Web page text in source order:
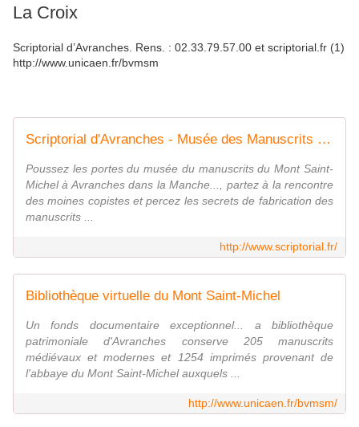
La Croix
Scriptorial d’Avranches. Rens. : 02.33.79.57.00 et scriptorial.fr (1)
http://www.unicaen.fr/bvmsm
Scriptorial d'Avranches - Musée des Manuscrits du Mont Saint-Michel - La Manche
Poussez les portes du musée du manuscrits du Mont Saint-
Michel à Avranches dans la Manche..., partez à la rencontre
des moines copistes et percez les secrets de fabrication des
manuscrits ...
http://www.scriptorial.fr/
Bibliothèque virtuelle du Mont Saint-Michel
Un fonds documentaire exceptionnel... a bibliothèque
patrimoniale d'Avranches conserve 205 manuscrits
médiévaux et modernes et 1254 imprimés provenant de
l'abbaye du Mont Saint-Michel auxquels ...
http://www.unicaen.fr/bvmsm/